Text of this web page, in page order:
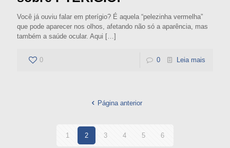
Você já ouviu falar em pterígio? É aquela “pelezinha vermelha”
que pode aparecer nos olhos, afetando não só a aparência, mas
também a saúde ocular. Aqui […]
0 0 Leia mais
Página anterior
1 2 3 4 5 6